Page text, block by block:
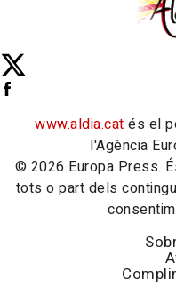
www.aldia.cat és el
l'Agència
© 2026 Europa Press.
tots o part dels